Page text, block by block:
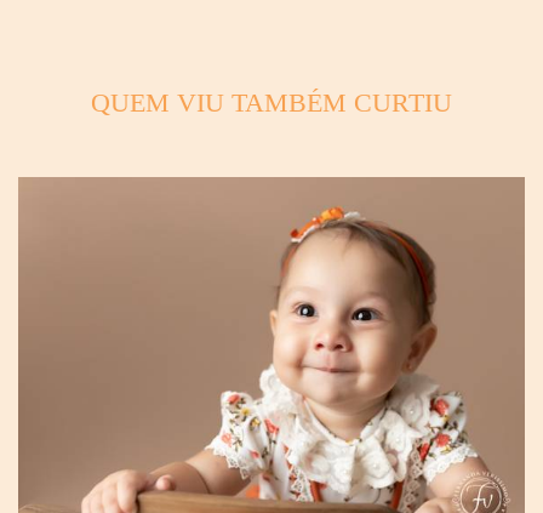
QUEM VIU TAMBÉM CURTIU